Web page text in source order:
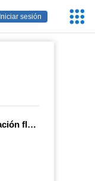
Iniciar sesión
"Coheté": ¡Levitación flamígera!